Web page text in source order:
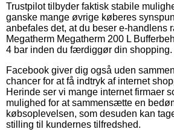
Trustpilot tilbyder faktisk stabile
ganske mange øvrige køberes
anbefales det, at du beser e-handlens
Megatherm Megatherm 200 L
4 bar inden du færdiggør din shopping.
Facebook giver dig også uden
chancer for at få indtryk af internet
Herinde ser vi mange internet firmaer
mulighed for at sammensætte en
købsoplevelsen, som desuden kan
stilling til kundernes tilfredshed.